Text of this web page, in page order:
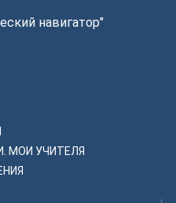
навигатор"
МОИ УЧИТЕЛЯ